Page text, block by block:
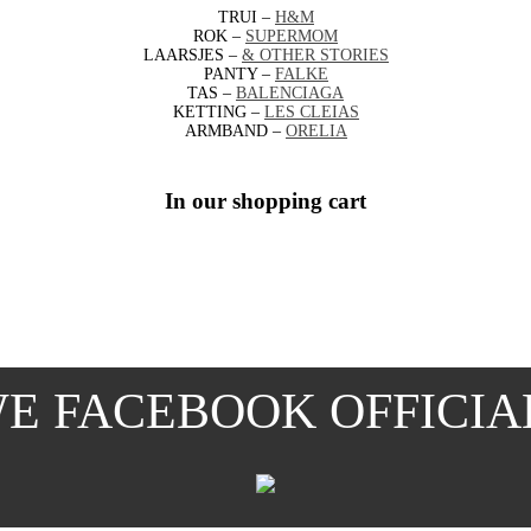
TRUI – H&M
ROK – SUPERMOM
LAARSJES – & OTHER STORIES
PANTY – FALKE
TAS – BALENCIAGA
KETTING – LES CLEIAS
ARMBAND – ORELIA
In our shopping cart
FACEBOOK